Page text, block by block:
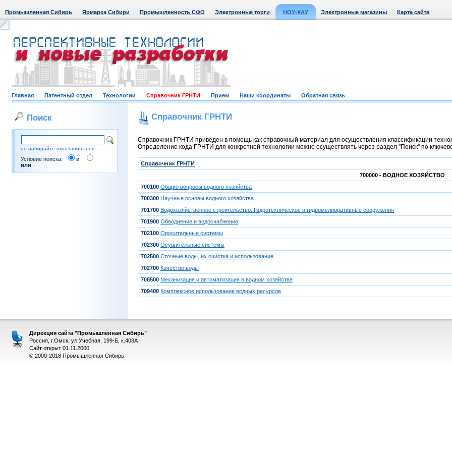
Промышленная Сибирь Ярмарка Сибири Промышленность СФО Электронные торги НОУ-ХАУ Электронные магазины Карта сайта
Главная Патентный отдел Технологии Справочник ГРНТИ Прием Наши координаты Обратная связь
Поиск
не набирайте окончания слов
Условие поиска:
и
или
Справочник ГРНТИ
Справочник ГРНТИ приведен в помощь как справочный материал для осуществления классификации
Определение кода ГРНТИ для конкретной технологии можно осуществлять через раздел "Поиск" по
Справочник ГРНТИ
700000 - ВОДНОЕ ХОЗЯЙСТВО
700100 Общие вопросы водного хозяйства
700300 Научные основы водного хозяйства
701700 Водохозяйственное строительство. Гидротехническое и гидромелиоративные сооружения
701900 Обводнение и водоснабжение
702100 Оросительные системы
702300 Осушительные системы
702500 Сточные воды, их очистка и использование
702700 Качество воды
708500 Механизация и автоматизация в водном хозяйстве
709400 Комплексное использование водных ресурсов
Дирекция сайта "Промышленная Сибирь"
Россия, г.Омск, ул.Учебная, 199-Б, к.408А
Сайт открыт 01.11.2000
© 2000-2018 Промышленная Сибирь